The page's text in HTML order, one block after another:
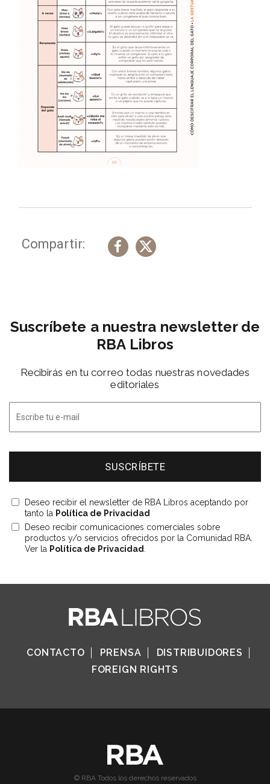
Compartir:
Suscríbete a nuestra newsletter de
RBA Libros
Recibirás en tu correo todas nuestras novedades
editoriales
Deseo recibir el newsletter de RBA Libros aceptando por
tanto la Política de Privacidad
Deseo recibir comunicaciones comerciales sobre
productos y/o servicios ofrecidos por la Comunidad RBA.
Ver la Política de Privacidad
CONTACTO PRENSA
DISTRIBUIDORES
FOREIGN RIGHTS
© RBA Todos los derechos reservados